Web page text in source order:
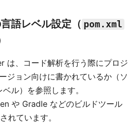
語レベル設定（ pom.xml
は、コード解析を行う際にプロジ
ジョン向けに書かれているか（ソ
ル）を参照します。
や Gradle などのビルドツール
れています。